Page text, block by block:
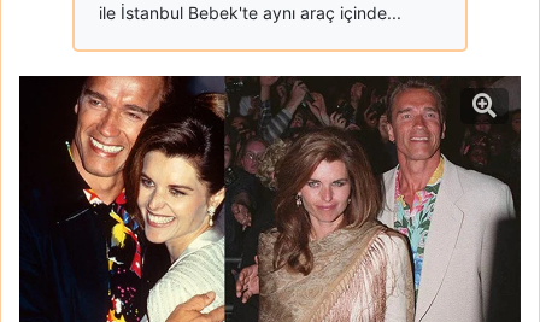
ile İstanbul Bebek'te aynı araç içinde...